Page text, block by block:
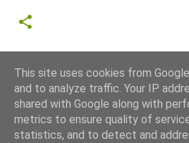
This site uses cookies from
and to analyze traffic. Your IP
shared with Google along with
metrics to ensure quality of
statistics, and to detect and